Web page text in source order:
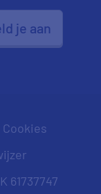
je aan
Cookies
61737747